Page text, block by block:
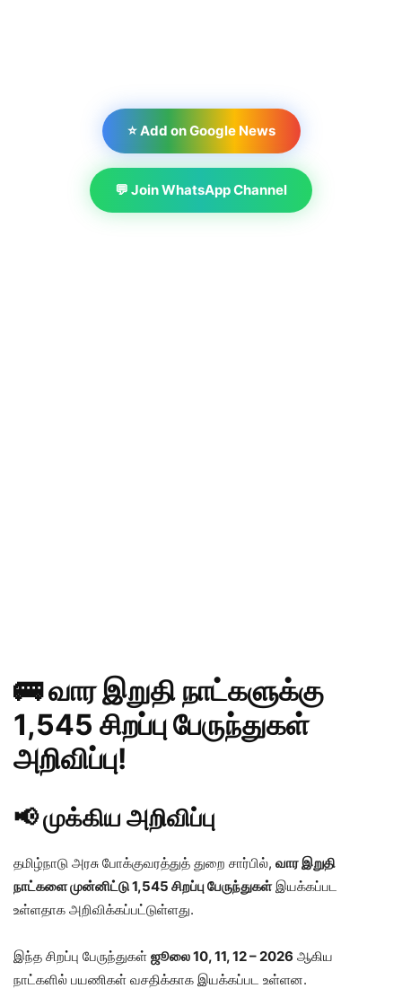
⭐ Add on Google News
💬 Join WhatsApp Channel
🚌 வார இறுதி நாட்களுக்கு
1,545 சிறப்பு பேருந்துகள்
அறிவிப்பு!
📢 முக்கிய அறிவிப்பு
தமிழ்நாடு அரசு போக்குவரத்துத் துறை சார்பில், வார இறுதி
நாட்களை முன்னிட்டு 1,545 சிறப்பு பேருந்துகள்இயக்கப்பட
உள்ளதாக அறிவிக்கப்பட்டுள்ளது.
இந்த சிறப்பு பேருந்துகள் ஜூலை 10, 11, 12 – 2026 ஆகிய
நாட்களில் பயணிகள் வசதிக்காக இயக்கப்பட உள்ளன.